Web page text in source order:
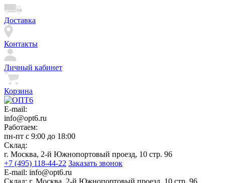
Доставка
Контакты
Личный кабинет
Корзина
E-mail:
info@opt6.ru
Работаем:
пн-пт с 9:00 до 18:00
Склад:
г. Москва, 2-й Южнопортовый проезд, 10 стр. 96
+7 (495) 118-44-22 Заказать звонок
E-mail: info@opt6.ru
Склад: г. Москва, 2-й Южнопортовый проезд, 10 стр. 96